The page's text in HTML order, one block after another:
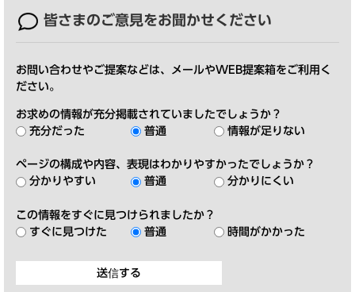
皆さまのご意見をお聞かせください
お問い合わせやご提案などは、メールやWEB提案箱をご利用く
ださい。
お求めの情報が充分掲載されていましたでしょうか？
充分だった
普通 情報が足りない
ページの構成や内容、表現はわかりやすかったでしょうか？
分かりやすい
普通 分かりにくい
この情報をすぐに見つけられましたか？
すぐに見つけた
普通 時間がかかった